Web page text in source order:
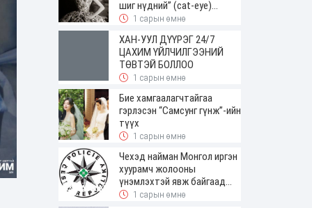
шиг нүдний” (cat-eye)
будалтын трендийг оруулж
1 сарын өмнө
ХАН-УУЛ ДҮҮРЭГ 24/7
ЦАХИМ ҮЙЛЧИЛГЭЭНИЙ
ТӨВТЭЙ БОЛЛОО
1 сарын өмнө
Бие хамгаалагчтайгаа
гэрлэсэн “Самсунг гүнж”-ийн
түүх
1 сарын өмнө
Чехэд найман Монгол иргэн
хуурамч жолооны
үнэмлэхтэй явж байгаад
баригджээ
1 сарын өмнө